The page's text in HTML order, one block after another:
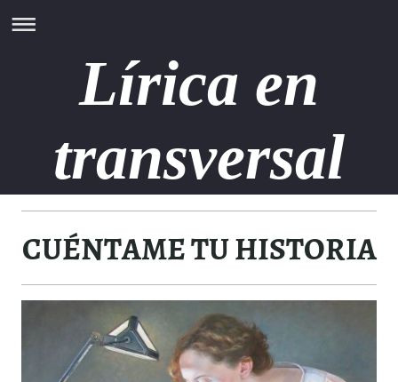
Lírica en
transversal
CUÉNTAME TU HISTORIA